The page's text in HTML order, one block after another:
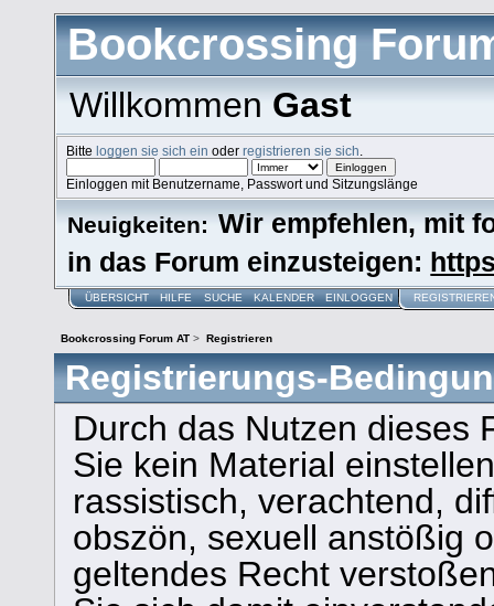
Bookcrossing
WillkommenGast
Bitteloggen sie sich ein oderregistrieren sie sich
Einloggen mit Benutzername, Passwort und Sitzungslänge
Neuigkeiten: Wir empfehlen, mit
in das Forum einzusteigen:
ÜBERSICHT HILFE SUCHE KALENDER EINLOGGEN
Bookcrossing Forum AT > Registrieren
Registrierungs-
Durch das Nutzen dieses
Sie kein Material
rassistisch, verachtend,
obszön, sexuell anstößig
geltendes Recht